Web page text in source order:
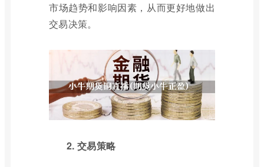
市场趋势和影响因素，从而更好地做出
交易决策。
2. 交易策略